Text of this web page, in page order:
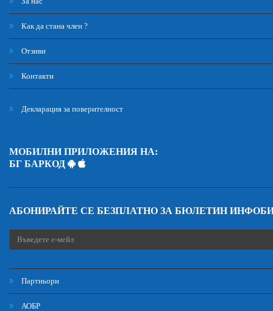
Как да стана член ?
Отзиви
Контакти
Декларация за поверителност
МОБИЛНИ ПРИЛОЖЕНИЯ НА:
БГ БАРКОД
АБОНИРАЙТЕ СЕ БЕЗПЛАТНО ЗА БЮЛЕТИН
Партньори
АОБР